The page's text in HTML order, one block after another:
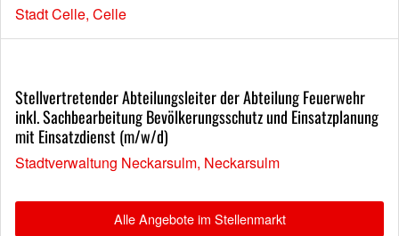
Stadt Celle, Celle
Stellvertretender Abteilungsleiter der Abteilung Feuerwehr
inkl. Sachbearbeitung Bevölkerungsschutz und Einsatzplanung
mit Einsatzdienst (m/w/d)
Stadtverwaltung Neckarsulm, Neckarsulm
Alle Angebote im Stellenmarkt